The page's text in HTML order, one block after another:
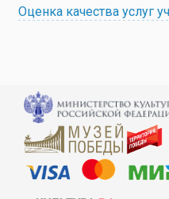
Оценка качества услуг